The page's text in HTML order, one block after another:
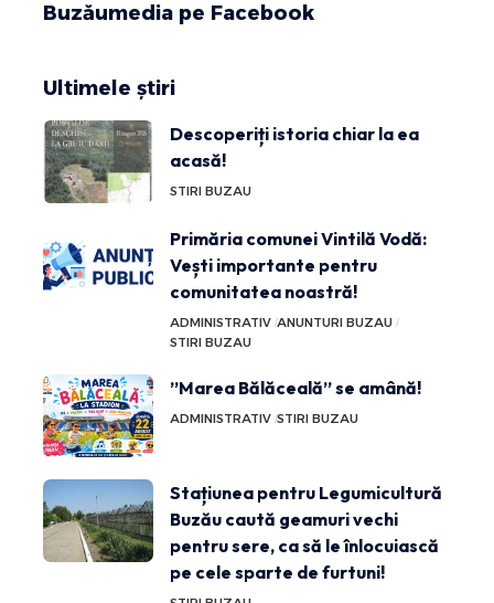
Buzăumedia pe Facebook
Ultimele știri
Descoperiți istoria chiar la ea
acasă!
STIRI BUZAU
Primăria comunei Vintilă Vodă:
Vești importante pentru
comunitatea noastră!
ADMINISTRATIV ANUNTURI BUZAU
STIRI BUZAU
”Marea Bălăceală” se amână!
ADMINISTRATIV STIRI BUZAU
Stațiunea pentru Legumicultură
Buzău caută geamuri vechi
pentru sere, ca să le înlocuiască
pe cele sparte de furtuni!